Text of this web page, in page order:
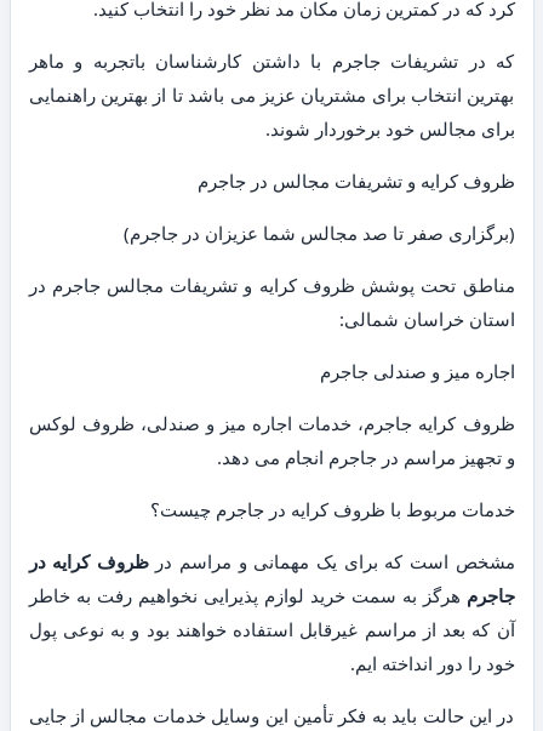
کرد که در کمترین زمان مکان مد نظر خود را انتخاب کنید.
که در تشریفات جاجرم با داشتن کارشناسان باتجربه و ماهر
بهترین انتخاب برای مشتریان عزیز می باشد تا از بهترین راهنمایی
برای مجالس خود برخوردار شوند.
ظروف کرایه و تشریفات مجالس در جاجرم
(برگزاری صفر تا صد مجالس شما عزیزان در جاجرم)
مناطق تحت پوشش ظروف کرایه و تشریفات مجالس جاجرم در
استان خراسان شمالی:
اجاره میز و صندلی جاجرم
ظروف کرایه جاجرم، خدمات اجاره میز و صندلی، ظروف لوکس
و تجهیز مراسم در جاجرم انجام می دهد.
خدمات مربوط با ظروف کرایه در جاجرم چیست؟
مشخص است که برای یک مهمانی و مراسم درظروف کرایه در
جاجرم هرگز به سمت خرید لوازم پذیرایی نخواهیم رفت به خاطر
آن که بعد از مراسم غیرقابل استفاده خواهند بود و به نوعی پول
خود را دور انداخته ایم.
در این حالت باید به فکر تأمین این وسایل خدمات مجالس از جایی